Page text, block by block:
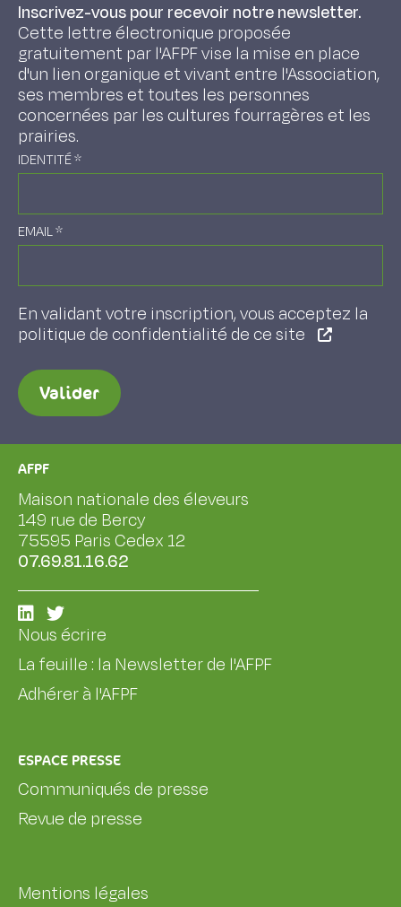
Inscrivez-vous pour recevoir notre newsletter.
Cette lettre électronique proposée
gratuitement par l'AFPF vise la mise en place
d'un lien organique et vivant entre l'Association,
ses membres et toutes les personnes
concernées par les cultures fourragères et les
prairies.
IDENTITÉ*
EMAIL*
En validant votre inscription, vous acceptez la
politique de confidentialité de ce site
Valider
AFPF
Maison nationale des éleveurs
149 rue de Bercy
75595 Paris Cedex 12
07.69.81.16.62
Nous écrire
La feuille : la Newsletter de l'AFPF
Adhérer à l'AFPF
ESPACE PRESSE
Communiqués de presse
Revue de presse
Mentions légales